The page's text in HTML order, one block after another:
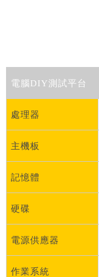
電腦DIY測試平台
處理器
主機板
記憶體
硬碟
電源供應器
作業系統